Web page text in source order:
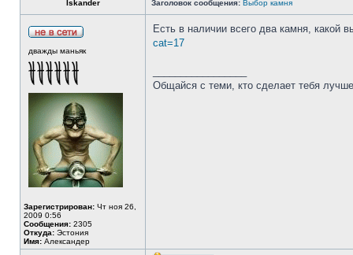
Iskander Заголовок сообщения: Выбор камня
дважды маньяк
Зарегистрирован: Чт ноя 26,
2009 0:56
Сообщения: 2305
Откуда: Эстония
Имя: Александер
Есть в наличии всего два камня, какой
cat=17
Общайся с теми, кто сделает тебя